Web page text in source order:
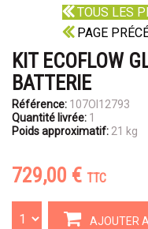
TOUS LES
PAGE
KIT ECOFLOW
BATTERIE
Référence: 107OI12793
Quantité livrée: 1
Poids approximatif: 21 kg
729,00 € TTC
AJOUTER